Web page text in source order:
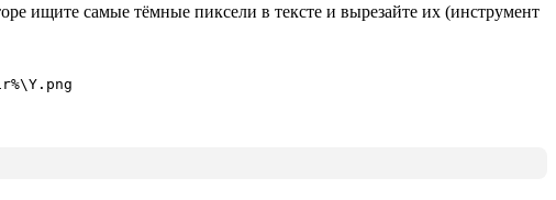
ищите самые тёмные пиксели в тексте и вырезайте их (инструмент